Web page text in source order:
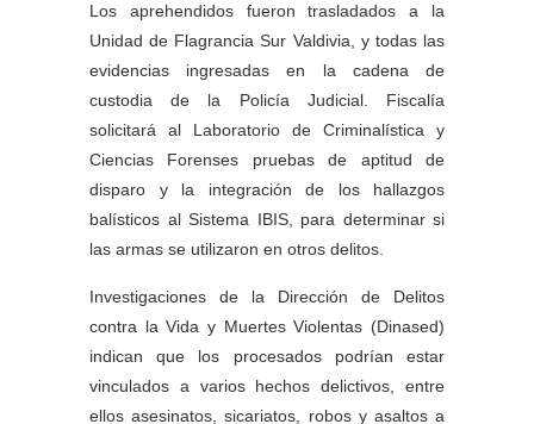
Los aprehendidos fueron trasladados a la
Unidad de Flagrancia Sur Valdivia, y todas las
evidencias ingresadas en la cadena de
custodia de la Policía Judicial. Fiscalía
solicitará al Laboratorio de Criminalística y
Ciencias Forenses pruebas de aptitud de
disparo y la integración de los hallazgos
balísticos al Sistema IBIS, para determinar si
las armas se utilizaron en otros delitos.
Investigaciones de la Dirección de Delitos
contra la Vida y Muertes Violentas (Dinased)
indican que los procesados podrían estar
vinculados a varios hechos delictivos, entre
ellos asesinatos, sicariatos, robos y asaltos a